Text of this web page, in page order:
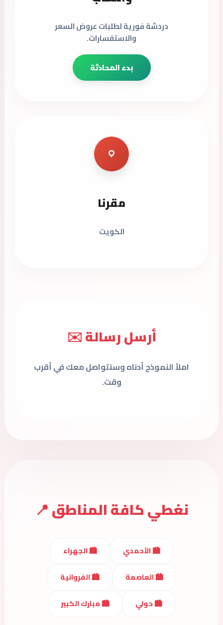
دردشة فورية لطلبات عروض السعر
والاستفسارات.
بدء المحادثة
مقرنا
الكويت
أرسل رسالة ✉️
املأ النموذج أدناه وسنتواصل معك في أقرب
وقت.
نغطي كافة المناطق 📍
🏙️ الأحمدي 🏙️ الجهراء
🏙️ العاصمة 🏙️ الفروانية
🏙️ حولي 🏙️ مبارك الكبير